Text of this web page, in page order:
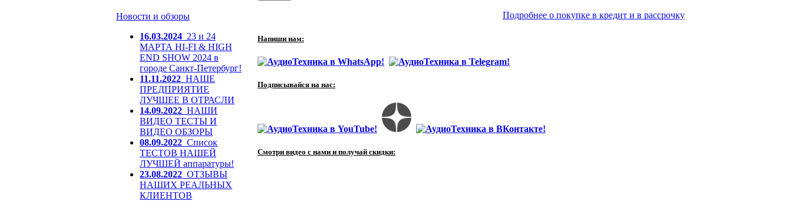
Новости и обзоры
16.03.2024 23 и 24
МАРТА HI-FI & HIGH
END SHOW 2024 в
городе Санкт-Петербург!
11.11.2022 НАШЕ
ПРЕДПРИЯТИЕ
ЛУЧШЕЕ В ОТРАСЛИ
14.09.2022 НАШИ
ВИДЕО ТЕСТЫ И
ВИДЕО ОБЗОРЫ
08.09.2022 Список
ТЕСТОВ НАШЕЙ
ЛУЧШЕЙ аппаратуры!
23.08.2022 ОТЗЫВЫ
НАШИХ РЕАЛЬНЫХ
КЛИЕНТОВ
Подробнее о покупке в кредит и в рассрочку
Напиши нам:
Подписывайся на нас:
Смотри видео с нами и получай скидки: